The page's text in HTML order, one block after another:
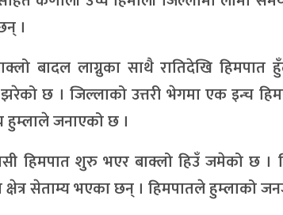
।
बादल लाग्नुका साथै रातिदेखि
झरेको छ । जिल्लाको उत्तरी भेगमा एक इन्च
हुम्लाले जनाएको छ ।
हिमपात शुरु भएर बाक्लो हिउँ जमेको छ ।
सेताम्य भएका छन् । हिमपातले हुम्लाको